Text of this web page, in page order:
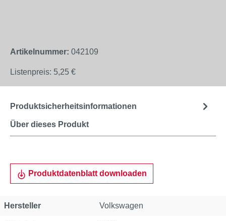
Artikelnummer: 042109
Listenpreis: 5,25 €
Über dieses Produkt
Produktsicherheitsinformationen
Produktdatenblatt downloaden
Hersteller Volkswagen